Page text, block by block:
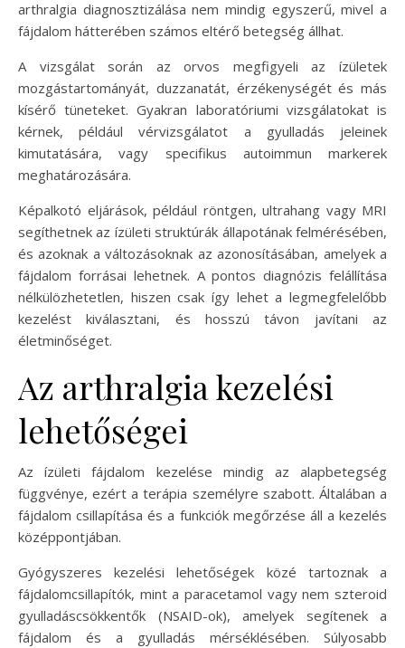
arthralgia diagnosztizálása nem mindig egyszerű, mivel a
fájdalom hátterében számos eltérő betegség állhat.
A vizsgálat során az orvos megfigyeli az ízületek
mozgástartományát, duzzanatát, érzékenységét és más
kísérő tüneteket. Gyakran laboratóriumi vizsgálatokat is
kérnek, például vérvizsgálatot a gyulladás jeleinek
kimutatására, vagy specifikus autoimmun markerek
meghatározására.
Képalkotó eljárások, például röntgen, ultrahang vagy MRI
segíthetnek az ízületi struktúrák állapotának felmérésében,
és azoknak a változásoknak az azonosításában, amelyek a
fájdalom forrásai lehetnek. A pontos diagnózis felállítása
nélkülözhetetlen, hiszen csak így lehet a legmegfelelőbb
kezelést kiválasztani, és hosszú távon javítani az
életminőséget.
Az arthralgia kezelési
lehetőségei
Az ízületi fájdalom kezelése mindig az alapbetegség
függvénye, ezért a terápia személyre szabott. Általában a
fájdalom csillapítása és a funkciók megőrzése áll a kezelés
középpontjában.
Gyógyszeres kezelési lehetőségek közé tartoznak a
fájdalomcsillapítók, mint a paracetamol vagy nem szteroid
gyulladáscsökkentők (NSAID-ok), amelyek segítenek a
fájdalom és a gyulladás mérséklésében. Súlyosabb